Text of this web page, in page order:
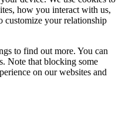
how you interact with us,
customize your relationship
to find out more. You can
Note that blocking some
on our websites and